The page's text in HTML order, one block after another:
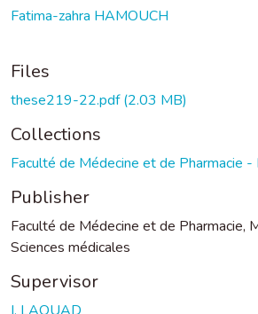
Fatima-zahra HAMOUCH
Files
these219-22.pdf(2.03 MB)
Collections
Faculté de Médecine et de Pharmacie -
Publisher
Faculté de Médecine et de Pharmacie,
Sciences médicales
Supervisor